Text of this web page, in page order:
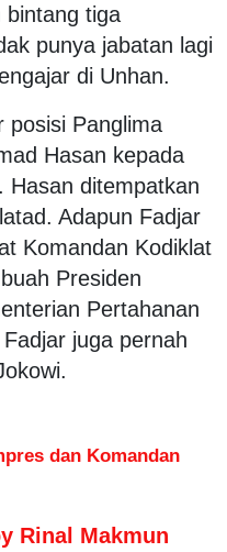
bintang tiga
punya jabatan lagi
di Unhan.
posisi Panglima
Hasan kepada
Hasan ditempatkan
Adapun Fadjar
Komandan Kodiklat
Presiden
Pertahanan
juga pernah
dan Komandan
Rinal Makmun